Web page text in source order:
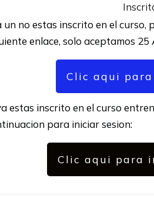
un no estas inscrito en el curso,
enlace, solo aceptamos 25
Clic aqui
estas inscrito en el curso
para iniciar sesion:
Clic aqui para